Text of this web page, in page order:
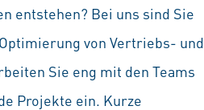
entstehen? Bei uns sind Sie
von Vertriebs- und
Sie eng mit den Teams
Projekte ein. Kurze